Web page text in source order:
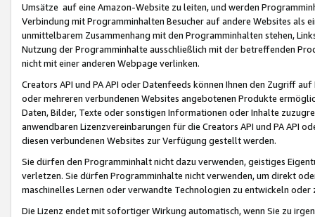
Umsätze auf eine Amazon-Website zu leiten, und werden
Verbindung mit Programminhalten Besucher auf andere Websites als
unmittelbarem Zusammenhang mit den Programminhalten stehen,
Nutzung der Programminhalte ausschließlich mit der betreffenden
nicht mit einer anderen Webpage verlinken.
Creators API und PA API oder Datenfeeds können Ihnen den Zugriff
oder mehreren verbundenen Websites angebotenen Produkte
Daten, Bilder, Texte oder sonstigen Informationen oder Inhalte
anwendbaren Lizenzvereinbarungen für die Creators API und PA API
diesen verbundenen Websites zur Verfügung gestellt werden.
Sie dürfen den Programminhalt nicht dazu verwenden, geistiges
verletzen. Sie dürfen Programminhalte nicht verwenden, um direkt
maschinelles Lernen oder verwandte Technologien zu entwickeln
Die Lizenz endet mit sofortiger Wirkung automatisch, wenn Sie zu